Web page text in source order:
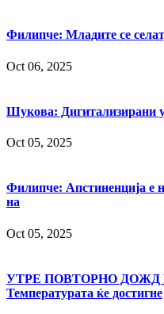
Филипче: Младите се
Oct 06, 2025
Шукова: Дигитализирани
Oct 05, 2025
Филипче: Апстиненција е
на
Oct 05, 2025
УТРЕ ПОВТОРНО ДОЖД
Температурата ќе достигне